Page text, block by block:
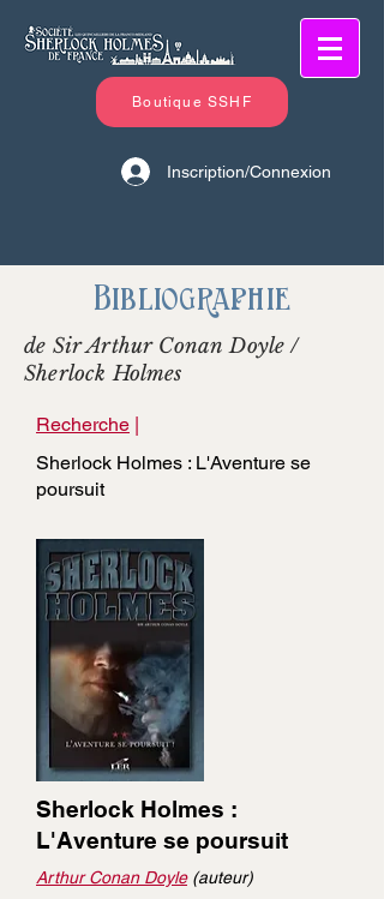
Boutique SSHF
Inscription/Connexion
Bibliographie
de Sir Arthur Conan Doyle /
Sherlock Holmes
Recherche |
Sherlock Holmes : L'Aventure se
poursuit
Sherlock Holmes :
L'Aventure se poursuit
Arthur Conan Doyle(auteur)